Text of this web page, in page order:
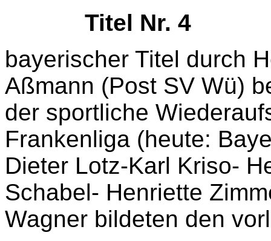
Titel Nr. 4
bayerischer Titel durch
Aßmann (Post SV Wü)
der sportliche
Frankenliga (heute:
Dieter Lotz-Karl Kriso-
Schabel- Henriette
Wagner bildeten den